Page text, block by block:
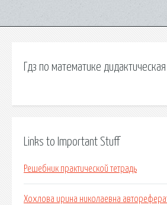
Гдз по математике
Links to Important Stuff
Решебник практической тетрадь
Хохлова ирина николаевна